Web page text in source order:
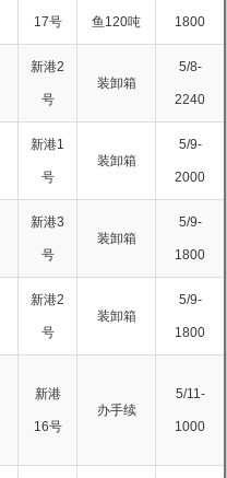
17号 鱼120吨 1800
新港2
号
装卸箱
5/8-
2240
新港1
号
装卸箱
5/9-
2000
新港3
号
装卸箱
5/9-
1800
新港2
号
装卸箱
5/9-
1800
新港
16号
办手续
5/11-
1000